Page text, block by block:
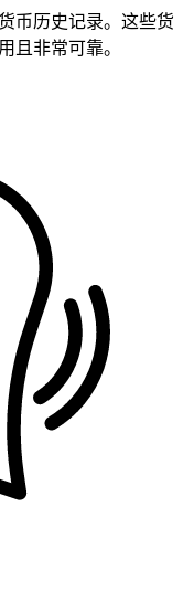
币历史记录。这些货
且非常可靠。